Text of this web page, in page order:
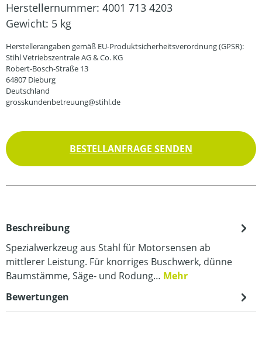
Herstellernummer: 4001 713 4203
Gewicht: 5 kg
Herstellerangaben gemäß EU-Produktsicherheitsverordnung (GPSR):
Stihl Vetriebszentrale AG & Co. KG
Robert-Bosch-Straße 13
64807 Dieburg
Deutschland
grosskundenbetreuung@stihl.de
BESTELLANFRAGE SENDEN
Beschreibung
Spezialwerkzeug aus Stahl für Motorsensen ab
mittlerer Leistung. Für knorriges Buschwerk, dünne
Baumstämme, Säge- und Rodung… Mehr
Bewertungen